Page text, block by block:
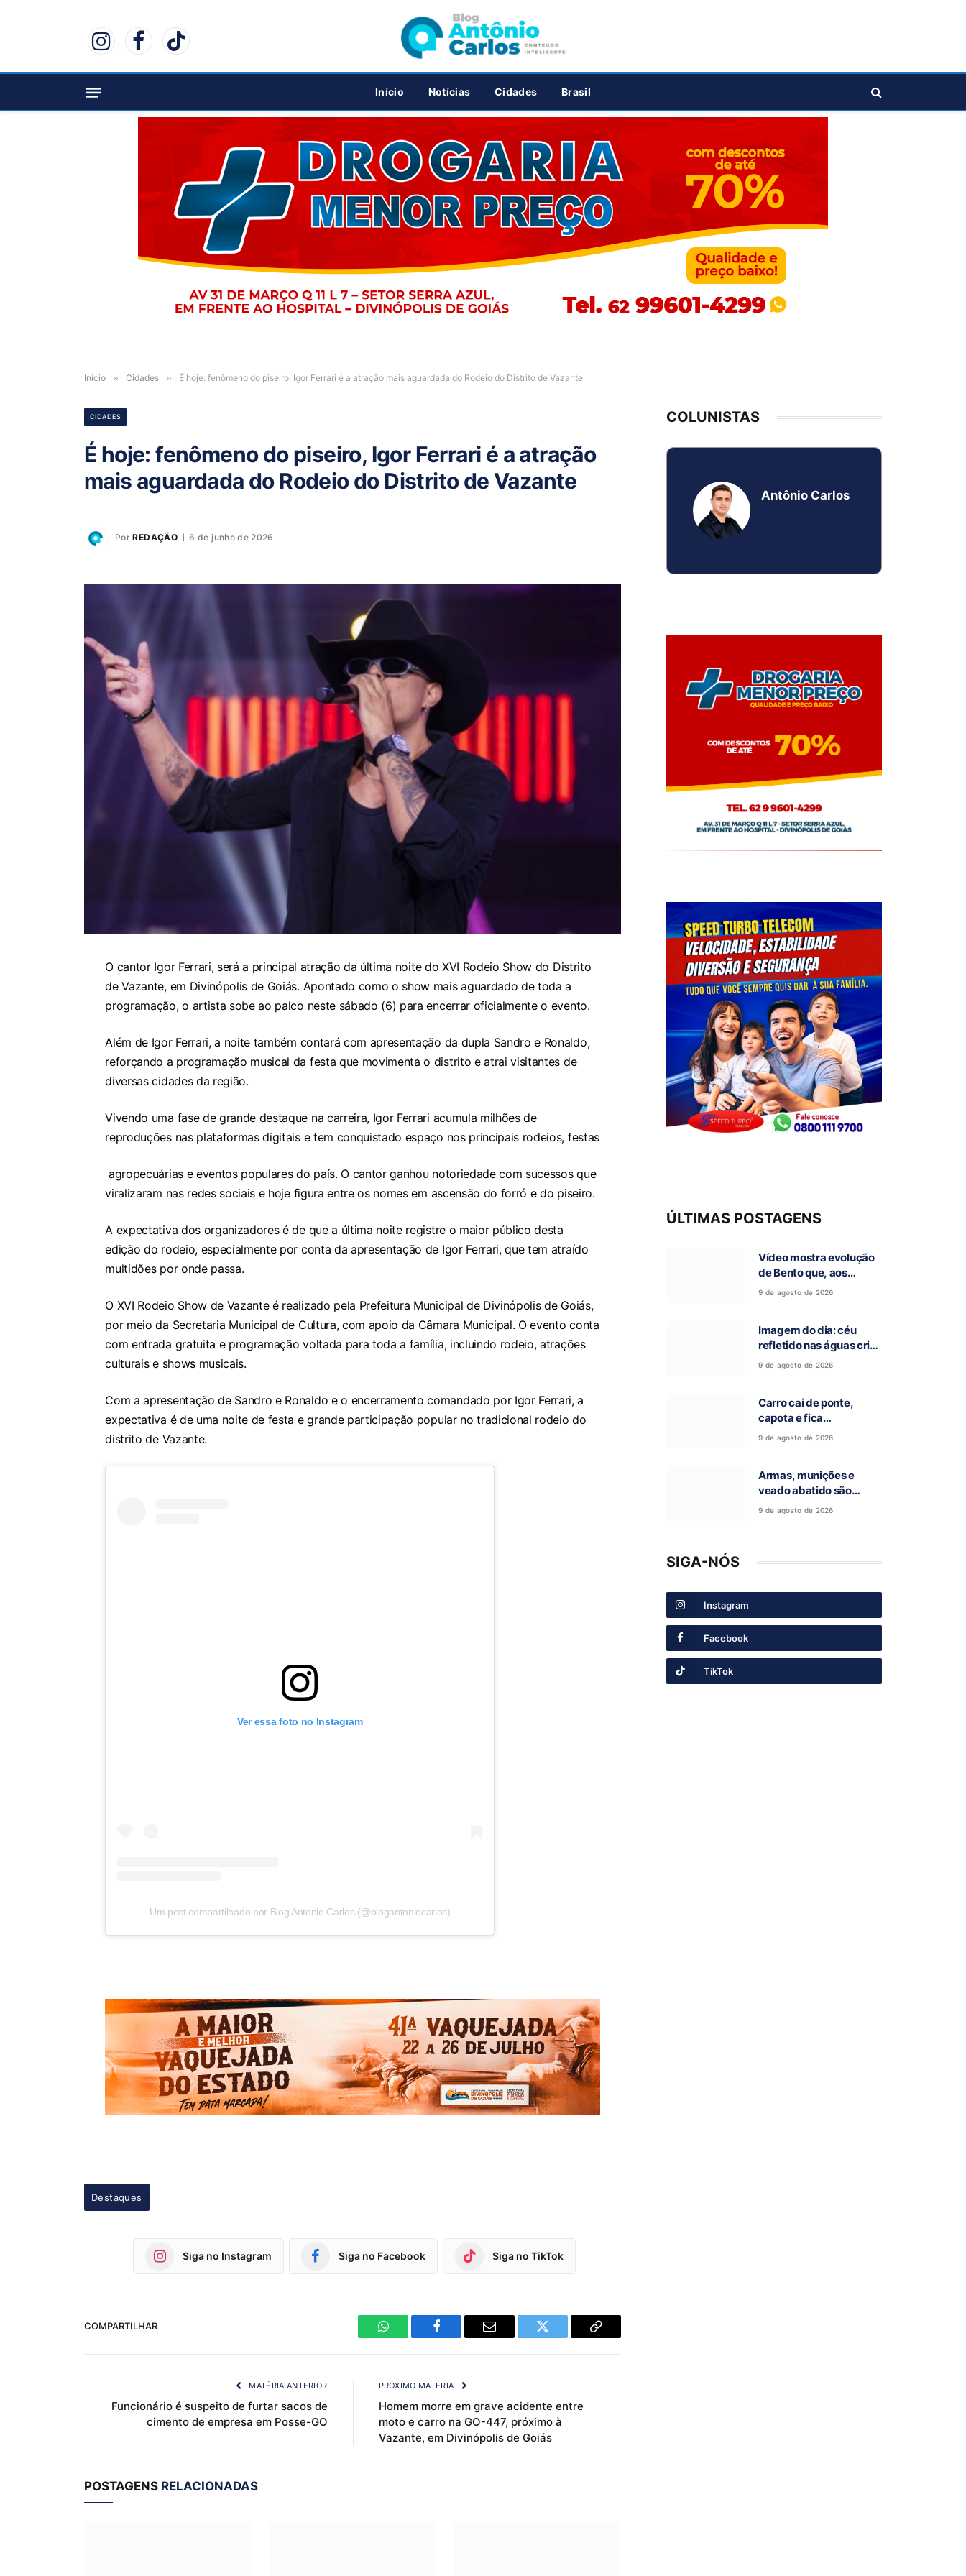
InstagramFacebookTikTok
Início Notícias Cidades Brasil
PUBLICIDADE
Início » Cidades » É hoje: fenômeno do piseiro, Igor Ferrari é a atração mais aguardada do Rodeio do Distrito de Vazante
CIDADES
É hoje: fenômeno do piseiro, Igor Ferrari é a atração
mais aguardada do Rodeio do Distrito de Vazante
Por REDAÇÃO 6 de junho de 2026
O cantor Igor Ferrari, será a principal atração da última noite do XVI Rodeio Show do Distrito
de Vazante, em Divinópolis de Goiás. Apontado como o show mais aguardado de toda a
programação, o artista sobe ao palco neste sábado (6) para encerrar oficialmente o evento.
Além de Igor Ferrari, a noite também contará com apresentação da dupla Sandro e Ronaldo,
reforçando a programação musical da festa que movimenta o distrito e atrai visitantes de
diversas cidades da região.
Vivendo uma fase de grande destaque na carreira, Igor Ferrari acumula milhões de
reproduções nas plataformas digitais e tem conquistado espaço nos principais rodeios, festas
agropecuárias e eventos populares do país. O cantor ganhou notoriedade com sucessos que
viralizaram nas redes sociais e hoje figura entre os nomes em ascensão do forró e do piseiro.
A expectativa dos organizadores é de que a última noite registre o maior público desta
edição do rodeio, especialmente por conta da apresentação de Igor Ferrari, que tem atraído
multidões por onde passa.
O XVI Rodeio Show de Vazante é realizado pela Prefeitura Municipal de Divinópolis de Goiás,
por meio da Secretaria Municipal de Cultura, com apoio da Câmara Municipal. O evento conta
com entrada gratuita e programação voltada para toda a família, incluindo rodeio, atrações
culturais e shows musicais.
Com a apresentação de Sandro e Ronaldo e o encerramento comandado por Igor Ferrari, a
expectativa é de uma noite de festa e grande participação popular no tradicional rodeio do
distrito de Vazante.
Ver essa foto no Instagram
Um post compartilhado por Blog Antonio Carlos (@blogantoniocarlos)
Destaques
Siga no Instagram Siga no Facebook Siga no TikTok
COMPARTILHAR
WhatsAppFacebook Email Twitter
Copy
MATÉRIA ANTERIOR
Funcionário é suspeito de furtar sacos de
cimento de empresa em Posse-GO
PRÓXIMO MATÉRIA
Homem morre em grave acidente entre
moto e carro na GO-447, próximo à
Vazante, em Divinópolis de Goiás
POSTAGENS RELACIONADAS
COLUNISTAS
Antônio Carlos
ÚLTIMAS POSTAGENS
Vídeo mostra evolução
de Bento que, aos
poucos, volta a andar
Belos-GO
9 de agosto de 2026
Imagem do dia: céu
refletido nas águas cria
cenário impressionante
9 de agosto de 2026
Carro cai de ponte,
capota e fica
parcialmente submerso
9 de agosto de 2026
Armas, munições e
veado abatido são
encontrados dentro de
9 de agosto de 2026
SIGA-NÓS
Instagram
Facebook
TikTok